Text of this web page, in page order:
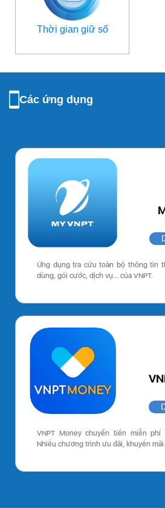
Thời gian giữ số
Các ứng dụng
Ứng dụng tra cứu toàn bộ thông tin
dùng, gói cước, dịch vụ… của VNPT.
VNPT Money chuyển tiền miễn
Nhiều chương trình ưu đãi, khuyến mãi.